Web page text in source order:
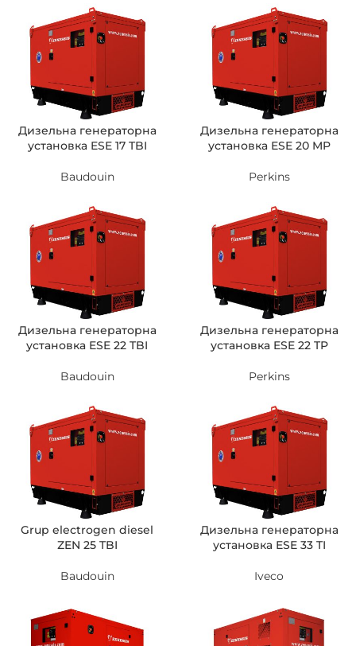
Дизельна генераторна
установка ESE 17 TBI
Baudouin
Дизельна генераторна
установка ESE 20 MP
Perkins
Дизельна генераторна
установка ESE 22 TBI
Baudouin
Дизельна генераторна
установка ESE 22 TP
Perkins
Grup electrogen diesel
ZEN 25 TBI
Baudouin
Дизельна генераторна
установка ESE 33 TI
Iveco